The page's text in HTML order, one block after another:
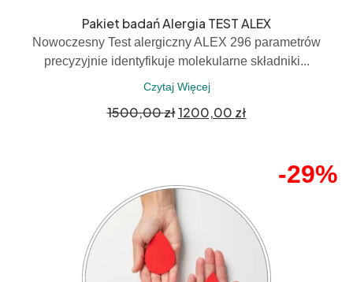
Pakiet badań Alergia TEST ALEX
Nowoczesny Test alergiczny ALEX 296 parametrów
precyzyjnie identyfikuje molekularne składniki...
Czytaj Więcej
1500,00zł1200,00 zł
-29%